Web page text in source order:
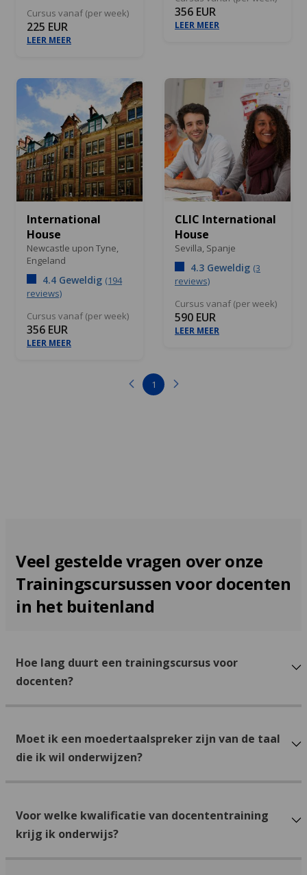
Cursus vanaf (per week)
225 EUR
LEER MEER
356 EUR
LEER MEER
International
House
Newcastle upon Tyne,
Engeland
4.4 Geweldig (194
reviews)
Cursus vanaf (per week)
356 EUR
LEER MEER
CLIC International
House
Sevilla, Spanje
4.3 Geweldig (3
reviews)
Cursus vanaf (per week)
590 EUR
LEER MEER
1
Veel gestelde vragen over onze
Trainingscursussen voor docenten
in het buitenland
Hoe lang duurt een trainingscursus voor
docenten?
Moet ik een moedertaalspreker zijn van de taal
die ik wil onderwijzen?
Voor welke kwalificatie van docententraining
krijg ik onderwijs?